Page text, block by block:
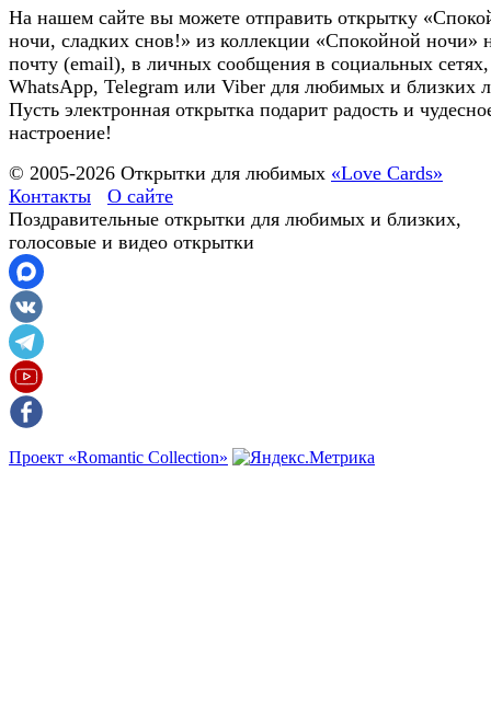
На нашем сайте вы можете отправить открытку
ночи, сладких снов!» из коллекции «Спокойной ночи»
почту (email), в личных сообщения в социальных
WhatsApp, Telegram или Viber для любимых и близких
Пусть электронная открытка подарит радость и
настроение!
© 2005-2026 Открытки для любимых «Love Cards»
Контакты
О сайте
Поздравительные открытки для любимых и близких,
голосовые и видео открытки
Проект «Romantic Collection»